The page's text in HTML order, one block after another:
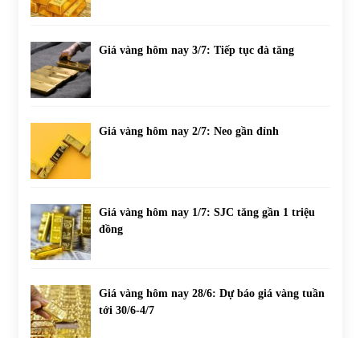
Giá vàng hôm nay 3/7: Tiếp tục đà tăng
Giá vàng hôm nay 2/7: Neo gần đỉnh
Giá vàng hôm nay 1/7: SJC tăng gần 1 triệu
đồng
Giá vàng hôm nay 28/6: Dự báo giá vàng tuần
tới 30/6-4/7